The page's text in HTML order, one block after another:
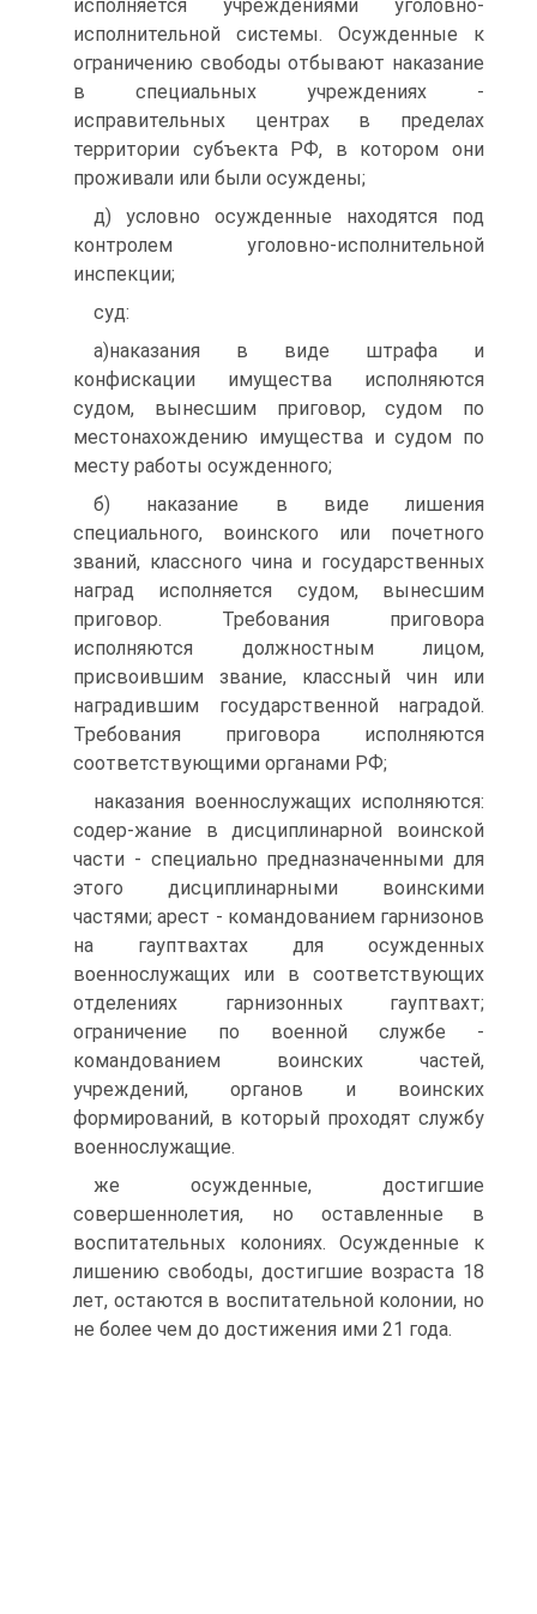
исполняется учреждениями уголовно-
исполнительной системы. Осужденные к
ограничению свободы отбывают наказание
в специальных учреждениях -
исправительных центрах в пределах
территории субъекта РФ, в котором они
проживали или были осуждены;
д) условно осужденные находятся под
контролем уголовно-исполнительной
инспекции;
суд:
а)наказания в виде штрафа и
конфискации имущества исполняются
судом, вынесшим приговор, судом по
местонахождению имущества и судом по
месту работы осужденного;
б) наказание в виде лишения
специального, воинского или почетного
званий, классного чина и государственных
наград исполняется судом, вынесшим
приговор. Требования приговора
исполняются должностным лицом,
присвоившим звание, классный чин или
наградившим государственной наградой.
Требования приговора исполняются
соответствующими органами РФ;
наказания военнослужащих исполняются:
содер-жание в дисциплинарной воинской
части - специально предназначенными для
этого дисциплинарными воинскими
частями; арест - командованием гарнизонов
на гауптвахтах для осужденных
военнослужащих или в соответствующих
отделениях гарнизонных гауптвахт;
ограничение по военной службе -
командованием воинских частей,
учреждений, органов и воинских
формирований, в который проходят службу
военнослужащие.
же осужденные, достигшие
совершеннолетия, но оставленные в
воспитательных колониях. Осужденные к
лишению свободы, достигшие возраста 18
лет, остаются в воспитательной колонии, но
не более чем до достижения ими 21 года.